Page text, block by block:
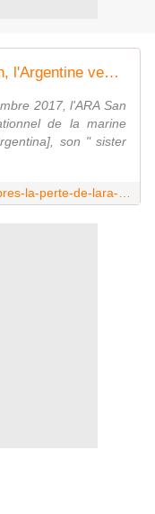
Après la perte de l'ARA San Juan, l'Argentine veut rapidement récupérer une capacité sous-marine
2017, l'ARA San
de la marine
son " sister